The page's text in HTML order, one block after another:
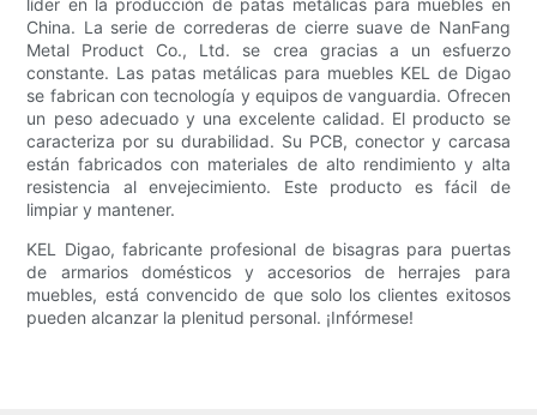
líder en la producción de patas metálicas para muebles en
China. La serie de correderas de cierre suave de NanFang
Metal Product Co., Ltd. se crea gracias a un esfuerzo
constante. Las patas metálicas para muebles KEL de Digao
se fabrican con tecnología y equipos de vanguardia. Ofrecen
un peso adecuado y una excelente calidad. El producto se
caracteriza por su durabilidad. Su PCB, conector y carcasa
están fabricados con materiales de alto rendimiento y alta
resistencia al envejecimiento. Este producto es fácil de
limpiar y mantener.
KEL Digao, fabricante profesional de bisagras para puertas
de armarios domésticos y accesorios de herrajes para
muebles, está convencido de que solo los clientes exitosos
pueden alcanzar la plenitud personal. ¡Infórmese!